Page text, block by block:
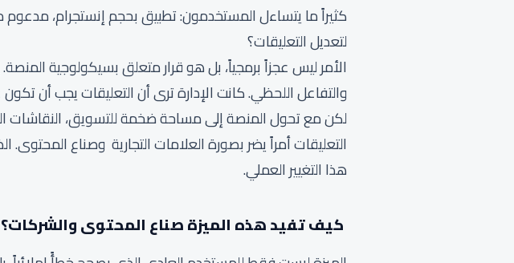
كثيراً ما يتساءل المستخدمون: تطبيق بحجم إنستجرام،
لتعديل التعليقات؟
الأمر ليس عجزاً برمجياً، بل هو قرار متعلق بسيكولوجية
والتفاعل اللحظي. كانت الإدارة ترى أن التعليقات يجب أن
لكن مع تحول المنصة إلى مساحة ضخمة للتسويق، النقاشات
التعليقات أمراً يضر بصورة العلامات التجارية وصناع
هذا التغيير العملي.
كيف تفيد هذه الميزة صناع المحتوى والشركات؟